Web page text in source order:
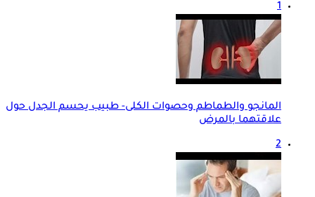
1
المانجو والطماطم وحصوات الكلى- طبيب يحسم الجدل حول
علاقتهما بالمرض
2